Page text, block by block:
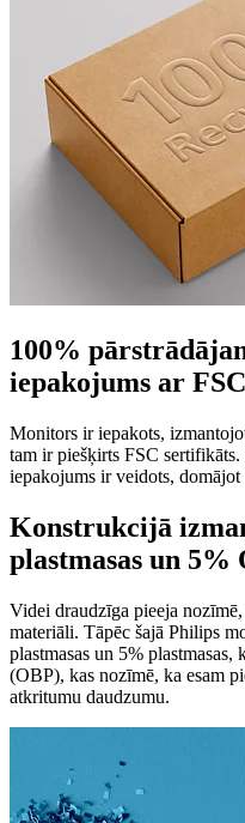
100%
iepakojums ar
Monitors ir iepakots,
tam ir piešķirts FSC
iepakojums ir veidots,
Konstrukcijā
plastmasas un 5%
Videi draudzīga pieeja
materiāli. Tāpēc šajā Philips
plastmasas un 5%
(OBP), kas nozīmē, ka esam
atkritumu daudzumu.